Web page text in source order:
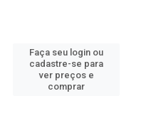
Faça seu login ou
cadastre-se para
ver preços e
comprar